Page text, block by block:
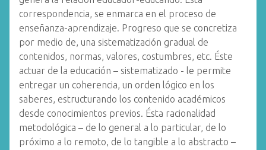
correspondencia, se enmarca en el proceso de
enseñanza-aprendizaje. Progreso que se concretiza
por medio de, una sistematización gradual de
contenidos, normas, valores, costumbres, etc. Éste
actuar de la educación – sistematizado - le permite
entregar un coherencia, un orden lógico en los
saberes, estructurando los contenido académicos
desde conocimientos previos. Ésta racionalidad
metodológica – de lo general a lo particular, de lo
próximo a lo remoto, de lo tangible a lo abstracto –